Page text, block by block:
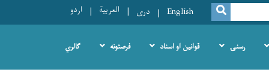
SEARCH
English دری العربية اردو
رسنۍ قوانین او اسناد فرصتونه ګالري